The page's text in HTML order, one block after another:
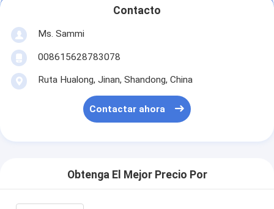
Contacto
Ms. Sammi
008615628783078
Ruta Hualong, Jinan, Shandong, China
Contactar ahora
Obtenga El Mejor Precio Por